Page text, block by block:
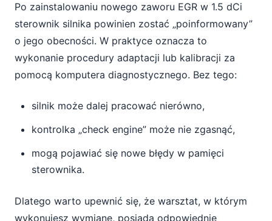
Po zainstalowaniu nowego zaworu EGR w 1.5 dCi
sterownik silnika powinien zostać „poinformowany”
o jego obecności. W praktyce oznacza to
wykonanie procedury adaptacji lub kalibracji za
pomocą komputera diagnostycznego. Bez tego:
silnik może dalej pracować nierówno,
kontrolka „check engine” może nie zgasnąć,
mogą pojawiać się nowe błędy w pamięci
sterownika.
Dlatego warto upewnić się, że warsztat, w którym
wykonujesz wymianę, posiada odpowiednie